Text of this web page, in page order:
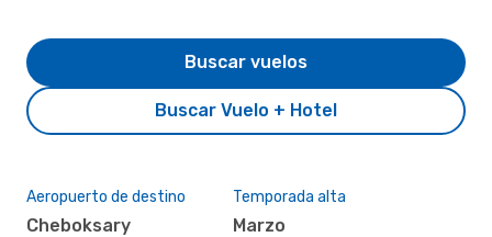
Buscar Vuelo + Hotel
Buscar vuelos
Aeropuerto de destino
Cheboksary
Temporada alta
marzo